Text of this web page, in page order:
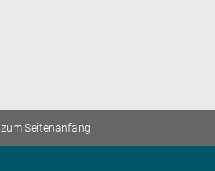
zum Seitenanfang